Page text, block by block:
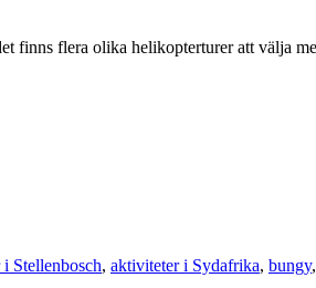
finns flera olika helikopterturer att välja
Stellenbosch, aktiviteter i Sydafrika, bungy,